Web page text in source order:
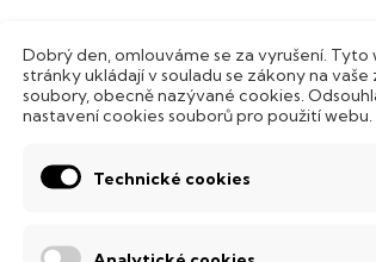
notebook je vybaven
(Solid
Disk Drive) disků nedisponuje
poškození. Díky použití
mnohemrychlejšípráci s daty.
klávesnice
systém úsporných LED diod
noci, stále však decentně, aby nikterak
Dobrý den, omlouváme se za vyrušení. Tyto
stránky ukládají v souladu se zákony na vaše
soubory, obecně nazývané cookies.
nastavení cookies souborů pro použití webu.
Technické cookies